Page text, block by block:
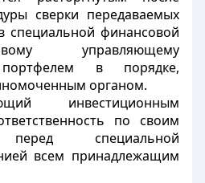
сверки передаваемых
специальной финансовой
управляющему
портфелем в порядке,
органом.
инвестиционным
по своим
перед специальной
всем принадлежащим